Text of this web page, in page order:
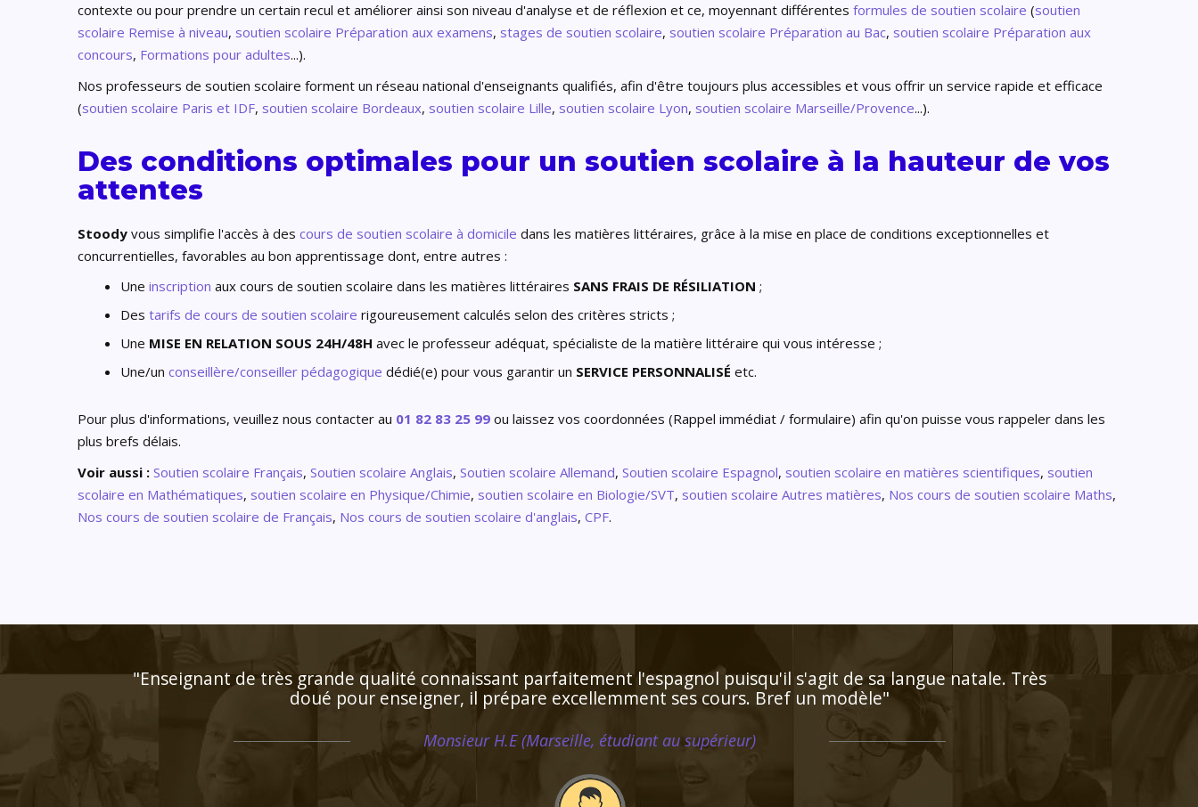
contexte ou pour prendre un certain recul et améliorer ainsi son niveau d'analyse et de réflexion et ce, moyennant différentes formules de soutien scolaire (soutien
scolaire Remise à niveau, soutien scolaire Préparation aux examens, stages de soutien scolaire, soutien scolaire Préparation au Bac, soutien scolaire Préparation aux
concours, Formations pour adultes...).
Nos professeurs de soutien scolaire forment un réseau national d'enseignants qualifiés, afin d'être toujours plus accessibles et vous offrir un service rapide et efficace
(soutien scolaire Paris et IDF, soutien scolaire Bordeaux, soutien scolaire Lille, soutien scolaire Lyon, soutien scolaire Marseille/Provence...).
Des conditions optimales pour un soutien scolaire à la hauteur de vos
attentes
Stoody vous simplifie l'accès à des cours de soutien scolaire à domicile dans les matières littéraires, grâce à la mise en place de conditions exceptionnelles et
concurrentielles, favorables au bon apprentissage dont, entre autres :
Une inscription aux cours de soutien scolaire dans les matières littéraires SANS FRAIS DE RÉSILIATION ;
Des tarifs de cours de soutien scolaire rigoureusement calculés selon des critères stricts ;
Une MISE EN RELATION SOUS 24H/48H avec le professeur adéquat, spécialiste de la matière littéraire qui vous intéresse ;
Une/un conseillère/conseiller pédagogique dédié(e) pour vous garantir un SERVICE PERSONNALISÉ etc.
Pour plus d'informations, veuillez nous contacter au 01 82 83 25 99 ou laissez vos coordonnées (Rappel immédiat / formulaire) afin qu'on puisse vous rappeler dans les
plus brefs délais.
Voir aussi : Soutien scolaire Français, Soutien scolaire Anglais, Soutien scolaire Allemand, Soutien scolaire Espagnol, soutien scolaire en matières scientifiques, soutien
scolaire en Mathématiques, soutien scolaire en Physique/Chimie, soutien scolaire en Biologie/SVT, soutien scolaire Autres matières, Nos cours de soutien scolaire Maths,
Nos cours de soutien scolaire de Français, Nos cours de soutien scolaire d'anglais, CPF.
"Respect des horaires et maîtrise du programme ce qui est très appréciable. Le professeur est posé et très
attentif aux besoins de ma fille qui progresse de façon remarquable"
Madame C.K (Verneuil sur Seine, élève en primaire)